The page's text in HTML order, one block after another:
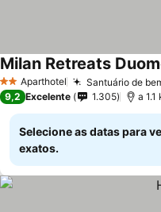
2 EstrelasAparthotel Santuário de
Milan Retreats
9,2 Excelente 1.305 a
Selecione as datas para
exatos.